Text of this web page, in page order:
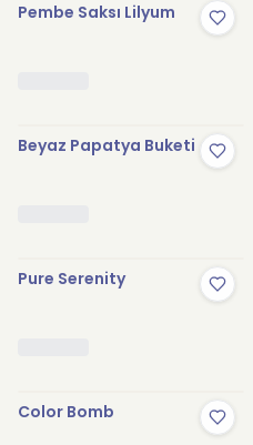
Pembe Saksı Lilyum
Beyaz Papatya Buketi
Pure Serenity
Color Bomb